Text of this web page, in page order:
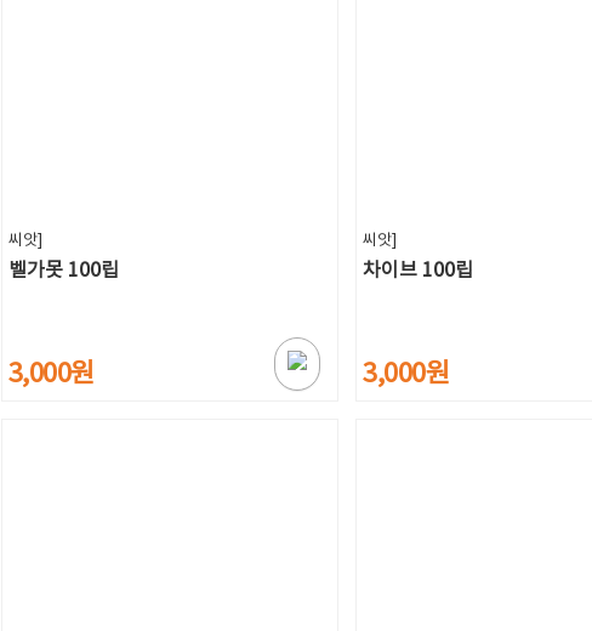
씨앗]
벨가못 100립
3,000원
씨앗]
차이브 100립
3,000원